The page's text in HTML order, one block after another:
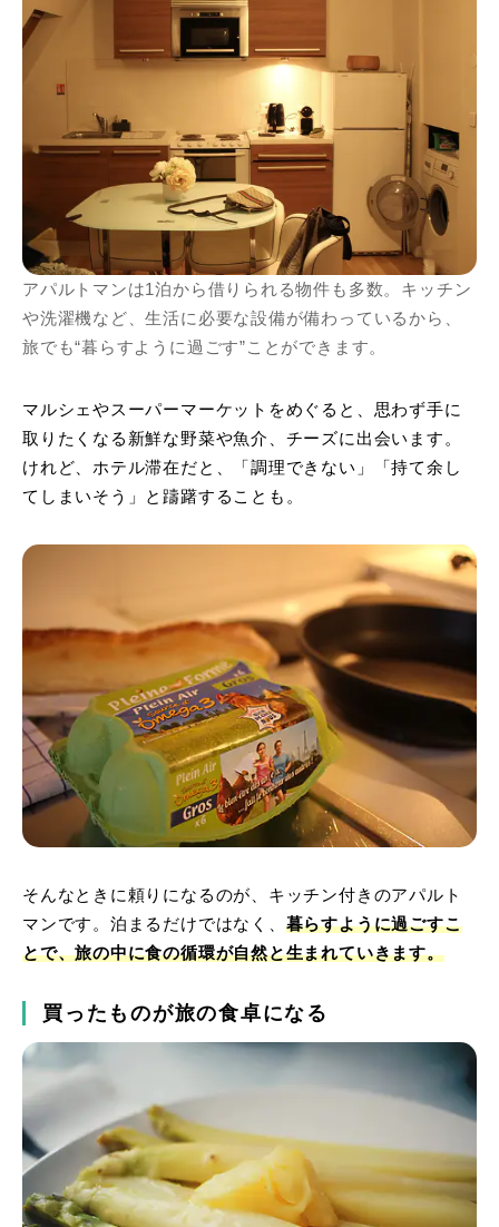
アパルトマンは1泊から借りられる物件も多数。キッチン
や洗濯機など、生活に必要な設備が備わっているから、
旅でも“暮らすように過ごす”ことができます。
マルシェやスーパーマーケットをめぐると、思わず手に
取りたくなる新鮮な野菜や魚介、チーズに出会います。
けれど、ホテル滞在だと、「調理できない」「持て余し
てしまいそう」と躊躇することも。
そんなときに頼りになるのが、キッチン付きのアパルト
マンです。泊まるだけではなく、 暮らすように過ごすこ
とで、旅の中に食の循環が自然と生まれていきます。
買ったものが旅の食卓になる